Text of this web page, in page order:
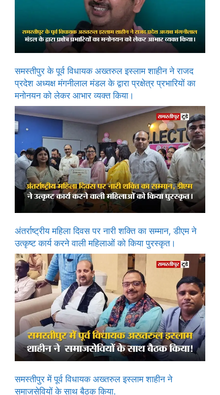
समस्तीपुर के पूर्व विधायक अख्तरुल इस्लाम शाहीन ने राजद
प्रदेश अध्यक्ष मंगनीलाल मंडल के द्वारा प्रक्षेत्र प्रभारियों का
मनोनयन को लेकर आभार व्यक्त किया।
अंतर्राष्ट्रीय महिला दिवस पर नारी शक्ति का सम्मान, डीएम ने
उत्कृष्ट कार्य करने वाली महिलाओं को किया पुरस्कृत।
समस्तीपुर में पूर्व विधायक अख्तरुल इस्लाम शाहीन ने
समाजसेवियों के साथ बैठक किया.